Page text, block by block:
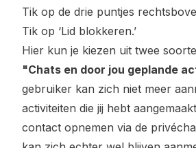
Tik op de drie puntjes
Tik op ‘Lid blokkeren.’
Hier kun je kiezen uit twee
"Chats en door jou geplande
gebruiker kan zich niet meer
activiteiten die jij hebt
contact opnemen via de